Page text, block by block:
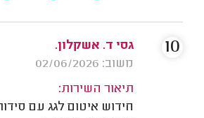
גסי ד. אשקלון.
משוב: 02/06/2026
תיאור השירות:
חידוש איטום לגג עם סידור
10